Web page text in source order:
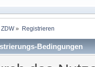
ZDW» Registrieren
Bedingungen